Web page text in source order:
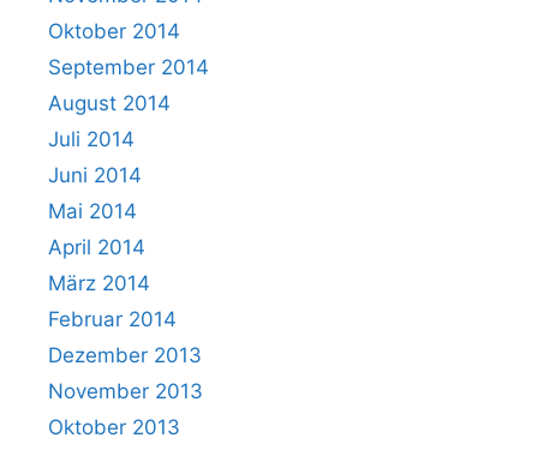
Oktober 2014
September 2014
August 2014
Juli 2014
Juni 2014
Mai 2014
April 2014
März 2014
Februar 2014
Dezember 2013
November 2013
Oktober 2013